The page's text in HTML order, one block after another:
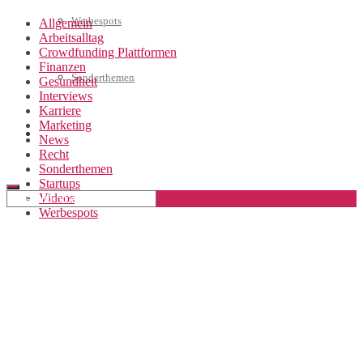
Werbespots
Sonderthemen
Geschäftskonto eröffnen
Allgemein
Arbeitsalltag
Crowdfunding Plattformen
Finanzen
Gesundheit
Interviews
Karriere
Marketing
News
Recht
Sonderthemen
Startups
Videos
Werbespots